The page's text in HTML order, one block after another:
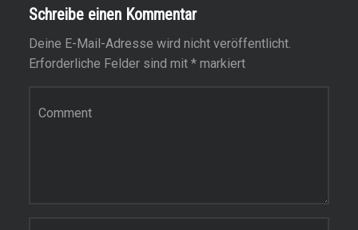
Schreibe einen Kommentar
Deine E-Mail-Adresse wird nicht veröffentlicht.
Erforderliche Felder sind mit *markiert